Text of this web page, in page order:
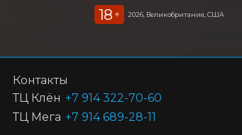
18 + 2026, Великобритания, США
Контакты
ТЦ Клён +7 914 322-70-60
ТЦ Мега +7 914 689-28-11